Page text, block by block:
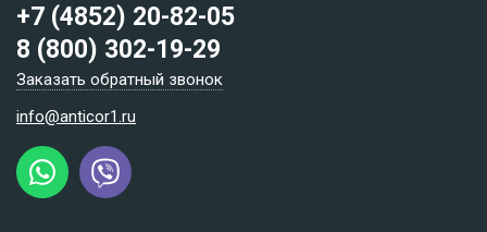
+7 (4852) 20-82-05
8 (800) 302-19-29
Заказать обратный звонок
info@anticor1.ru